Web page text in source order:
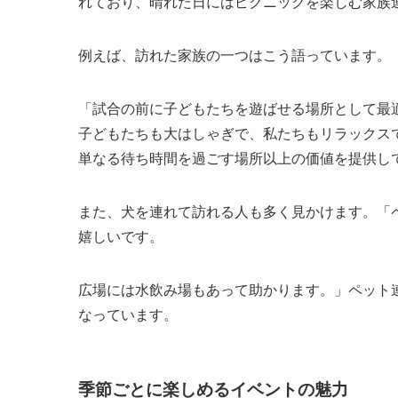
例えば、訪れた家族の一つはこう語っています。
「試合の前に子どもたちを遊ばせる場所として
子どもたちも大はしゃぎで、私たちもリラック
単なる待ち時間を過ごす場所以上の価値を提供し
また、犬を連れて訪れる人も多く見かけます。
嬉しいです。
広場には水飲み場もあって助かります。」ペッ
なっています。
季節ごとに楽しめるイベントの魅力